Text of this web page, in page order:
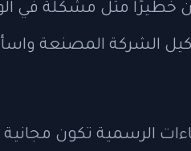
مثل مشكلة في
الشركة المصنعة
الرسمية تكون